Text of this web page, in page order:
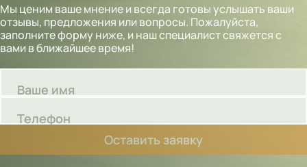
Мы ценим ваше мнение и всегда готовы услышать ваши
отзывы, предложения или вопросы. Пожалуйста,
заполните форму ниже, и наш специалист свяжется с
вами в ближайшее время!
Ваше имя
Телефон
Оставить заявку